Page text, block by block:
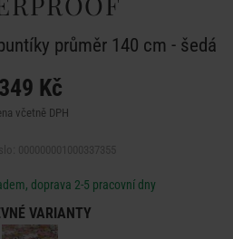
průměr 140 cm - šedá
349 Kč
včetně DPH
doprava 2-5 pracovní dny
VARIANTY